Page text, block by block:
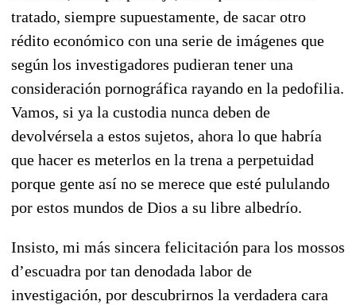
tratado, siempre supuestamente, de sacar otro
rédito económico con una serie de imágenes que
según los investigadores pudieran tener una
consideración pornográfica rayando en la pedofilia.
Vamos, si ya la custodia nunca deben de
devolvérsela a estos sujetos, ahora lo que habría
que hacer es meterlos en la trena a perpetuidad
porque gente así no se merece que esté pululando
por estos mundos de Dios a su libre albedrío.
Insisto, mi más sincera felicitación para los mossos
d’escuadra por tan denodada labor de
investigación, por descubrirnos la verdadera cara